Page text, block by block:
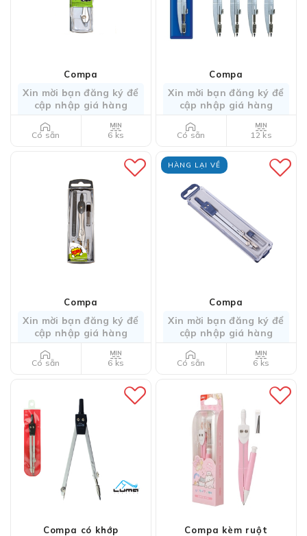
Compa
Xin mời bạn đăng ký để
cập nhập giá hàng
Có sẵn 6 ks
Compa
Xin mời bạn đăng ký để
cập nhập giá hàng
Có sẵn 12 ks
Compa
Xin mời bạn đăng ký để
cập nhập giá hàng
Có sẵn 6 ks
HÀNG LẠI VỀ
Compa
Xin mời bạn đăng ký để
cập nhập giá hàng
Có sẵn 6 ks
Compa có khớp Compa kèm ruột